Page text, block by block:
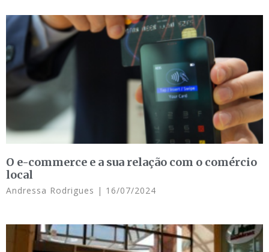
O e-commerce e a sua relação com o comércio
local
Andressa Rodrigues 16/07/2024